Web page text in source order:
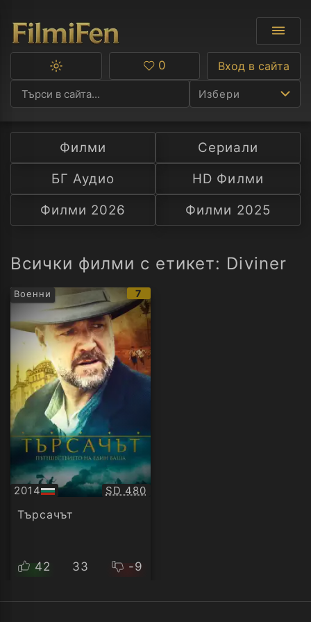
Избери
Ф
С
А
Превключване
тъмна
тема
Любими
0 Вход в сайта
Филми
Сериали
БГ Аудио
HD Филми
Филми 2026
Филми 2025
Всички филми с етикет: Diviner
Военни
IMDb
рейтинг:
7
2014
БГ
аудио
Качество:
SD 480
Търсачът
42 33 -9